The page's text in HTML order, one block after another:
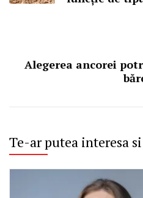
Alegerea ancorei
Te-ar putea interesa